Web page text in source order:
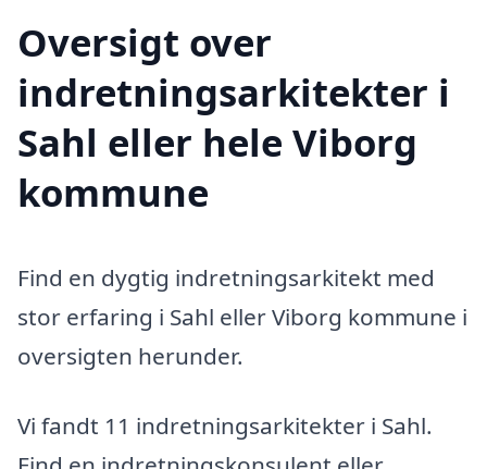
Oversigt over
indretningsarkitekter i
Sahl eller hele Viborg
kommune
Find en dygtig indretningsarkitekt med
stor erfaring i Sahl eller Viborg kommune i
oversigten herunder.
Vi fandt 11 indretningsarkitekter i Sahl.